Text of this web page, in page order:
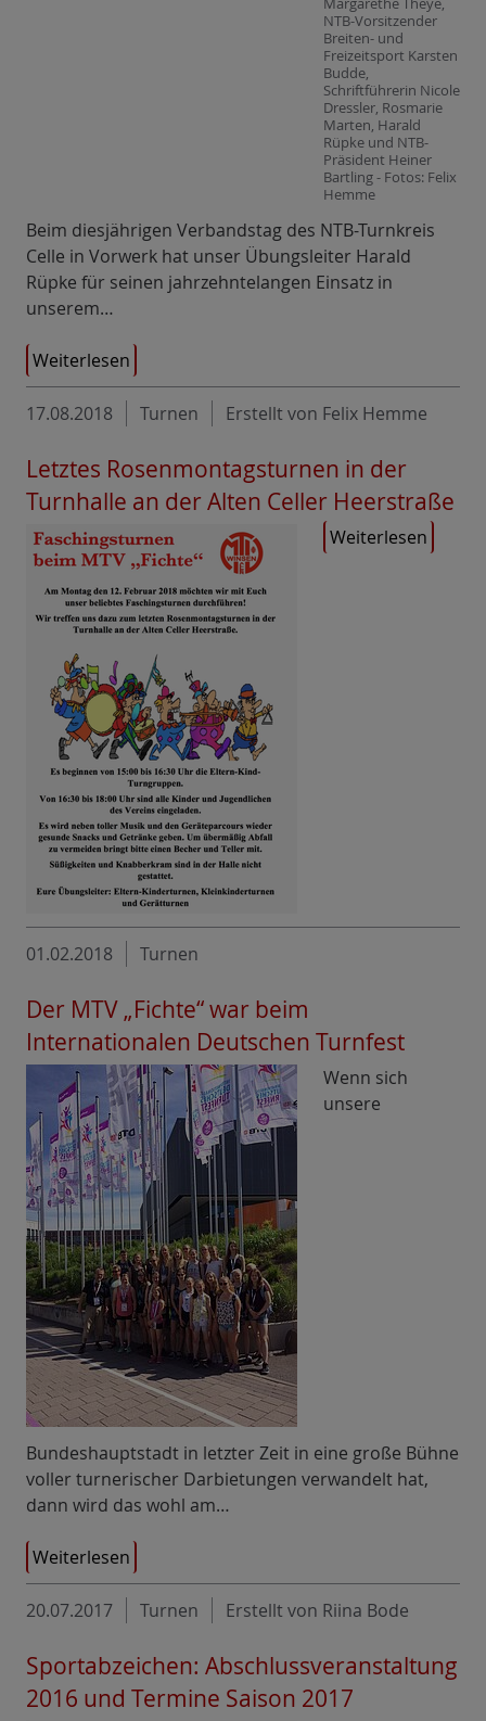
Margarethe Theye,
NTB-Vorsitzender
Breiten- und
Freizeitsport Karsten
Budde,
Schriftführerin Nicole
Dressler, Rosmarie
Marten, Harald
Rüpke und NTB-
Präsident Heiner
Bartling - Fotos: Felix
Hemme
Beim diesjährigen Verbandstag des NTB-Turnkreis
Celle in Vorwerk hat unser Übungsleiter Harald
Rüpke für seinen jahrzehntelangen Einsatz in
unserem…
Weiterlesen
17.08.2018 Turnen Erstellt von Felix Hemme
Letztes Rosenmontagsturnen in der
Turnhalle an der Alten Celler Heerstraße
Weiterlesen
01.02.2018 Turnen
Der MTV „Fichte“ war beim
Internationalen Deutschen Turnfest
Wenn sich
unsere
Bundeshauptstadt in letzter Zeit in eine große Bühne
voller turnerischer Darbietungen verwandelt hat,
dann wird das wohl am…
Weiterlesen
20.07.2017 Turnen Erstellt von Riina Bode
Sportabzeichen: Abschlussveranstaltung
2016 und Termine Saison 2017